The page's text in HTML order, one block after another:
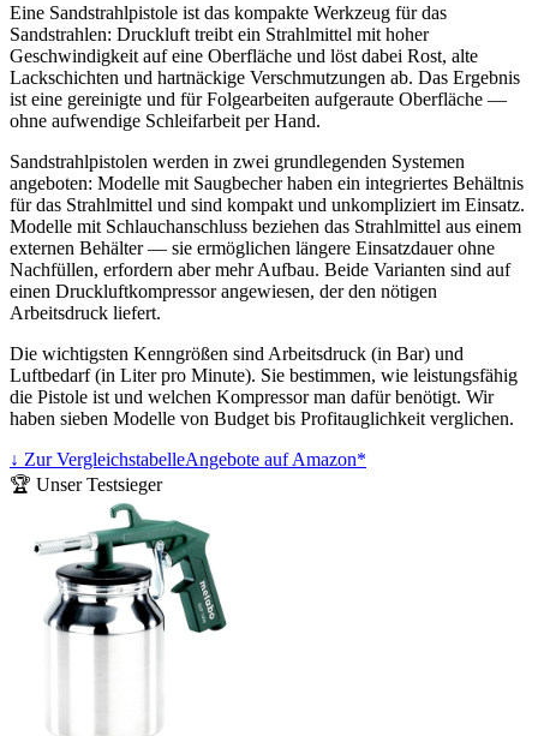
Eine Sandstrahlpistole ist das kompakte Werkzeug für das
Sandstrahlen: Druckluft treibt ein Strahlmittel mit hoher
Geschwindigkeit auf eine Oberfläche und löst dabei Rost, alte
Lackschichten und hartnäckige Verschmutzungen ab. Das Ergebnis
ist eine gereinigte und für Folgearbeiten aufgeraute Oberfläche —
ohne aufwendige Schleifarbeit per Hand.
Sandstrahlpistolen werden in zwei grundlegenden Systemen
angeboten: Modelle mit Saugbecher haben ein integriertes Behältnis
für das Strahlmittel und sind kompakt und unkompliziert im Einsatz.
Modelle mit Schlauchanschluss beziehen das Strahlmittel aus einem
externen Behälter — sie ermöglichen längere Einsatzdauer ohne
Nachfüllen, erfordern aber mehr Aufbau. Beide Varianten sind auf
einen Druckluftkompressor angewiesen, der den nötigen
Arbeitsdruck liefert.
Die wichtigsten Kenngrößen sind Arbeitsdruck (in Bar) und
Luftbedarf (in Liter pro Minute). Sie bestimmen, wie leistungsfähig
die Pistole ist und welchen Kompressor man dafür benötigt. Wir
haben sieben Modelle von Budget bis Profitauglichkeit verglichen.
↓ Zur VergleichstabelleAngebote auf Amazon*
🏆 Unser Testsieger